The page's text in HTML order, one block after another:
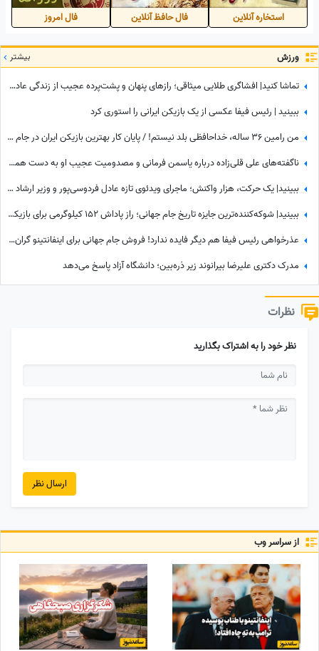
استخاره آنلاین فال حافظ آنلاین فال امروز
ورزش بیشتر
تماشا کنید| افشاگری طلایی میثاقی؛ رازهای پنهان و پشت‌پرده عجیب از زندگی عادل فردوسی‌پور که تا امروز نشنیده بودید!
ببینید | رئیس فیفا عکسی از یک بازیکن ایرانی را استوری کرد
من رامین 36 ساله، خداحافظی بلد نیستم! / پایان کار بهترین بازیکن ایران در جام جهانی با استقلال تهران
ناگفته‌های علی قلی‌زاده درباره یاسمن فرمانی و مصدومیت عجیب او به دست همسرش! وقتی کری فوتبالی به خانه رسید
ببینید| یک حرکت، هزار واکنش؛ ماجرای ویدئوی تازه عادل فردوسی‌پور و وزیر ارشاد در مراسم ختم اکبر عبدی چیست؟
ببینید| شوکه‌کننده‌ترین جایزه تاریخ جام جهانی؛ راز پاداش 152 کیلوگرمی برای بازیکنان اسپانیا چیست؟
عذرخواهی رئیس فیفا هم دیگر فایده ندارد! فروش جام جهانی برای اینفانتینو گران تمام شد
مدرک دکتری علیرضا بیرانوند زیر ذره‌بین؛ دانشگاه آزاد پاسخ می‌دهد
نظرات
نظر خود را به اشتراک بگذارید
ارسال نظر
از سراسر وب